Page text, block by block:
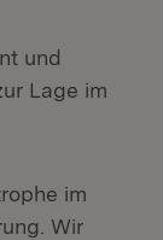
und
Lage im
im
Wir